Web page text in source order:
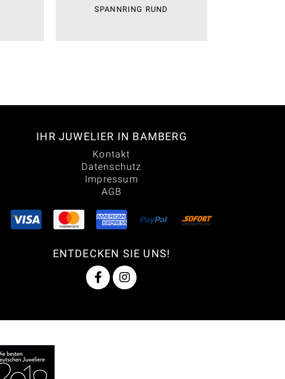
SPANNRING RUND
IHR JUWELIER IN BAMBERG
Kontakt
Datenschutz
Impressum
AGB
ENTDECKEN SIE UNS!